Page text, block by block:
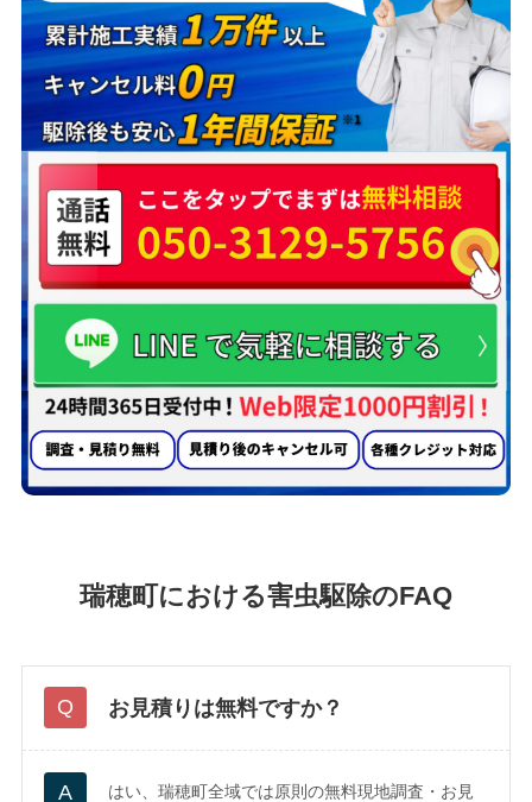
瑞穂町における害虫駆除のFAQ
お見積りは無料ですか？
はい、瑞穂町全域では原則の無料現地調査・お見